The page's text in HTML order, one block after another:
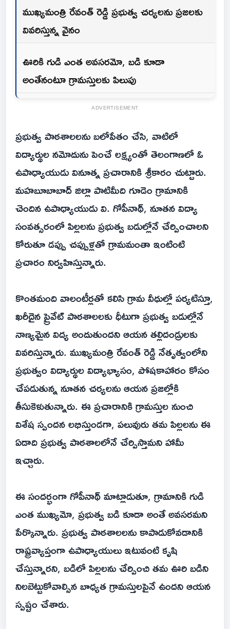
ముఖ్యమంత్రి రేవంత్ రెడ్డి ప్రభుత్వ చర్యలను ప్రజలకు
వివరిస్తున్న వైనం
ఊరికి గుడి ఎంత అవసరమో, బడి కూడా
అంతేనంటూ గ్రామస్తులకు పిలుపు
ADVERTISEMENT
ప్రభుత్వ పాఠశాలలను బలోపేతం చేసి, వాటిలో
విద్యార్థుల నమోదును పెంచే లక్ష్యంతో తెలంగాణలో ఓ
ఉపాధ్యాయుడు వినూత్న ప్రచారానికి శ్రీకారం చుట్టారు.
మహబూబాబాద్ జిల్లా పాటిమీది గూడెం గ్రామానికి
చెందిన ఉపాధ్యాయుడు వి. గోపీనాథ్, నూతన విద్యా
సంవత్సరంలో పిల్లలను ప్రభుత్వ బడుల్లోనే చేర్పించాలని
కోరుతూ డప్పు చప్పుళ్లతో గ్రామమంతా ఇంటింటి
ప్రచారం నిర్వహిస్తున్నారు.
కొంతమంది వాలంటీర్లతో కలిసి గ్రామ వీధుల్లో పర్యటిస్తూ,
ఖరీదైన ప్రైవేట్ పాఠశాలలకు ధీటుగా ప్రభుత్వ బడుల్లోనే
నాణ్యమైన విద్య అందుతుందని ఆయన తల్లిదండ్రులకు
వివరిస్తున్నారు. ముఖ్యమంత్రి రేవంత్ రెడ్డి నేతృత్వంలోని
ప్రభుత్వం విద్యార్థుల విద్యాభ్యాసం, పోషకాహారం కోసం
చేపడుతున్న నూతన చర్యలను ఆయన ప్రజల్లోకి
తీసుకెళుతున్నారు. ఈ ప్రచారానికి గ్రామస్తుల నుంచి
విశేష స్పందన లభిస్తుండగా, పలువురు తమ పిల్లలను ఈ
ఏడాది ప్రభుత్వ పాఠశాలలోనే చేర్పిస్తామని హామీ
ఇచ్చారు.
ఈ సందర్భంగా గోపీనాథ్ మాట్లాడుతూ, గ్రామానికి గుడి
ఎంత ముఖ్యమో, ప్రభుత్వ బడి కూడా అంతే అవసరమని
పేర్కొన్నారు. ప్రభుత్వ పాఠశాలలను కాపాడుకోవడానికి
రాష్ట్రవ్యాప్తంగా ఉపాధ్యాయులు ఇటువంటి కృషి
చేస్తున్నారని, బడిలో పిల్లలను చేర్పించి తమ ఊరి బడిని
నిలబెట్టుకోవాల్సిన బాధ్యత గ్రామస్తులపైనే ఉందని ఆయన
స్పష్టం చేశారు.